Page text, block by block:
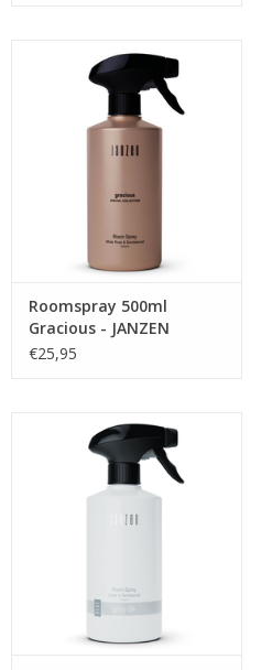
Roomspray 500ml Gracious -
JANZEN
TOEVOEGEN AAN WINKELWAGEN
Roomspray 500ml
Gracious - JANZEN
€25,95
Fris als een ongerept bos, zuiver
als een bergmeer. Grey 04 is een
no-nonsense geur voor de
zelfverzekerde man of vrouw.
Eigenzinnig en stoer, elegant en